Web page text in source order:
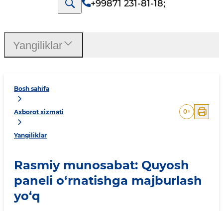
+99871 231-81-18;
Bosh sahifa
Axborot xizmati
Yangiliklar
0+
Rasmiy munosabat: Quyosh
paneli o‘rnatishga majburlash
yo‘q
Yangiliklar